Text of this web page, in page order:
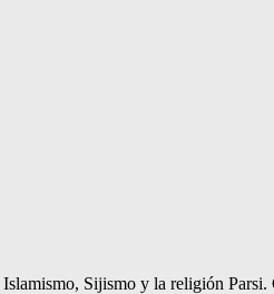
Sijismo y la religión Parsi.